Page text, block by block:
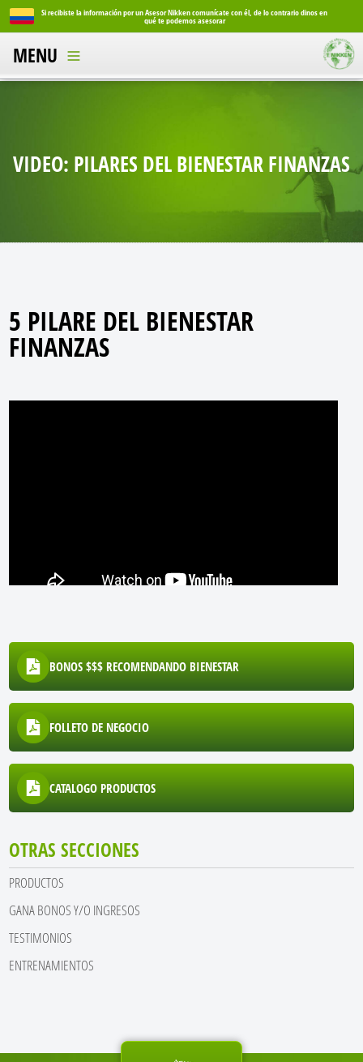
Si recibiste la información por un Asesor Nikken comunícate con él, de lo contrario dinos en
qué te podemos asesorar
MENU
VIDEO: PILARES DEL BIENESTAR FINANZAS
5 PILARE DEL BIENESTAR
FINANZAS
BONOS $$$ RECOMENDANDO BIENESTAR
FOLLETO DE NEGOCIO
CATALOGO PRODUCTOS
OTRAS SECCIONES
PRODUCTOS
GANA BONOS Y/O INGRESOS
TESTIMONIOS
ENTRENAMIENTOS